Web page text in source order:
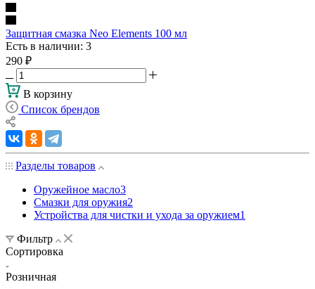
Защитная смазка Neo Elements 100 мл
Есть в наличии: 3
290 ₽
В корзину
Список брендов
Разделы товаров
Оружейное масло3
Смазки для оружия2
Устройства для чистки и ухода за оружием1
Фильтр
Сортировка
Розничная